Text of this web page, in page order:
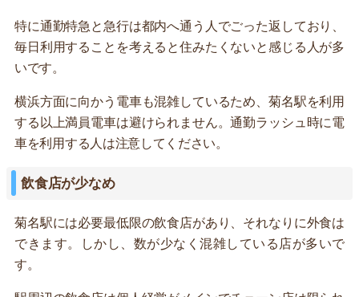
特に通勤特急と急行は都内へ通う人でごった返しており、
毎日利用することを考えると住みたくないと感じる人が多
いです。
横浜方面に向かう電車も混雑しているため、菊名駅を利用
する以上満員電車は避けられません。通勤ラッシュ時に電
車を利用する人は注意してください。
飲食店が少なめ
菊名駅には必要最低限の飲食店があり、それなりに外食は
できます。しかし、数が少なく混雑している店が多いで
す。